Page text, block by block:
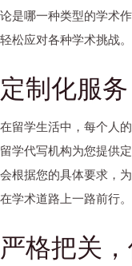
论是哪一种类型的学术
轻松应对各种学术挑战。
定制化服
在留学生活中，每个人
留学代写机构为您提供
会根据您的具体要求，
在学术道路上一路前行。
严格把关